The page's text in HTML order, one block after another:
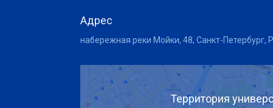
Адрес
набережная реки Мойки, 48, Санкт-Петербург,
Территория